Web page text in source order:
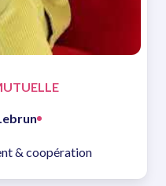
& coopération